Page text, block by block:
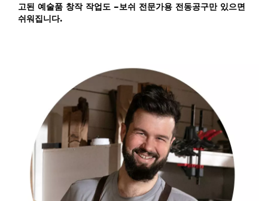
고된 예술품 창작 작업도 –보쉬 전문가용 전동공구만 있으면
쉬워집니다.